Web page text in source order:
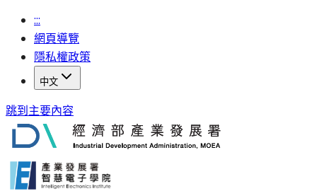
:::
網頁導覽
隱私權政策
中文
跳到主要內容